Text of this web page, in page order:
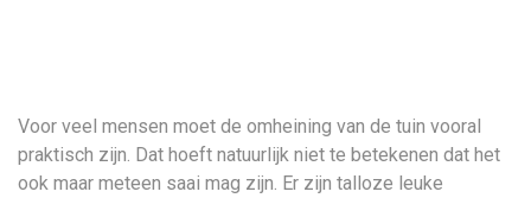
Voor veel mensen moet de omheining van de tuin vooral
praktisch zijn. Dat hoeft natuurlijk niet te betekenen dat het
ook maar meteen saai mag zijn. Er zijn talloze leuke